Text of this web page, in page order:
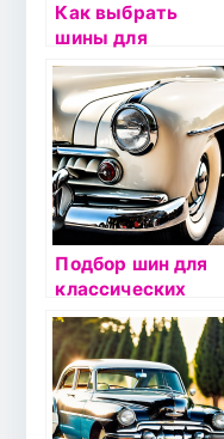
Как выбрать
шины для
автобусов:
критерии и
рекомендации
Подбор шин для
классических
автомобилей:
рекомендации